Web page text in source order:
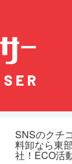
SNSのクチ
料卸なら東
社！ECO活